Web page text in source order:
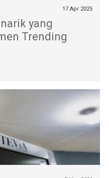
17 Apr 2025
yang
Trending